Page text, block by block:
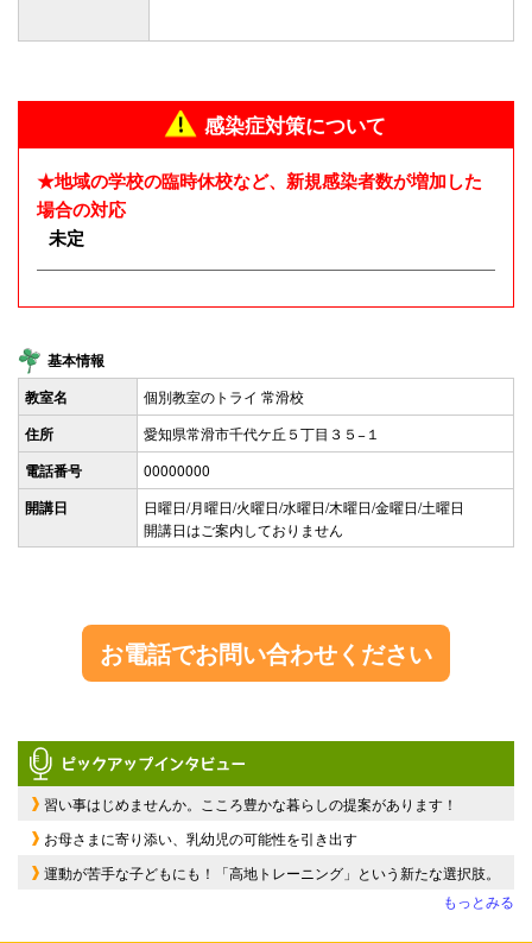
感染症対策について
★地域の学校の臨時休校など、新規感染者数が増加した
場合の対応
未定
基本情報
教室名
個別教室のトライ 常滑校
住所 愛知県常滑市千代ケ丘５丁目３５−１
電話番号 00000000
開講日
日曜日/月曜日/火曜日/水曜日/木曜日/金曜日/土曜日
開講日はご案内しておりません
お電話でお問い合わせください
習い事はじめませんか。こころ豊かな暮らしの提案があります！
お母さまに寄り添い、乳幼児の可能性を引き出す
運動が苦手な子どもにも！「高地トレーニング」という新たな選択肢。
もっとみる